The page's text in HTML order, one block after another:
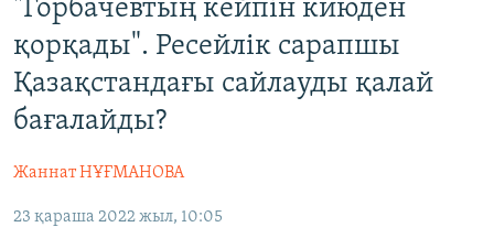
main
content
Skip
to
main
Skip
to
САЯСАТ
AZATTYQTV
ҚАҢТАР ОҚИҒАСЫ
ӘЛЕМ
"Горбачевтың кейпін киюден
қорқады". Ресейлік сарапшы
Қазақстандағы сайлауды қалай
бағалайды?
Жаннат НҰҒМАНОВА
23 қараша 2022 жыл, 10:05